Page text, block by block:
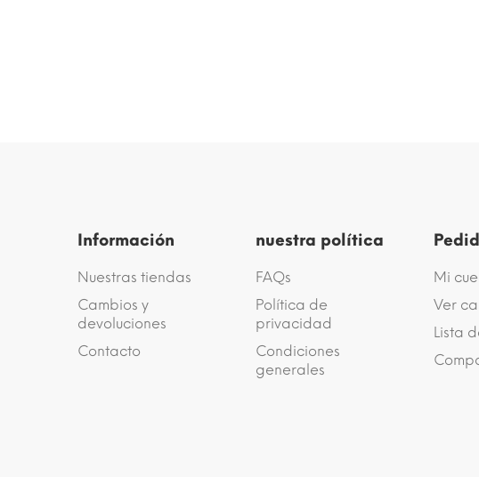
Información
Nuestras tiendas
Cambios y
devoluciones
Contacto
nuestra política
FAQs
Política de
privacidad
Condiciones
generales
Mi
Ver
Lista